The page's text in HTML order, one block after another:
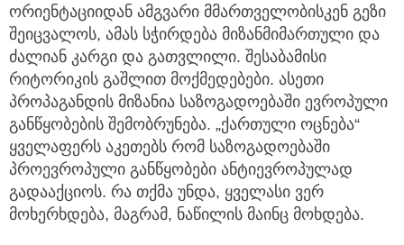
ორიენტაციიდან ამგვარი მმართველობისკენ გეზი
შეიცვალოს, ამას სჭირდება მიზანმიმართული და
ძალიან კარგი და გათვლილი. შესაბამისი
რიტორიკის გაშლით მოქმედებები. ასეთი
პროპაგანდის მიზანია საზოგადოებაში ევროპული
განწყობების შემობრუნება. „ქართული ოცნება“
ყველაფერს აკეთებს რომ საზოგადოებაში
პროევროპული განწყობები ანტიევროპულად
გადააქციოს. რა თქმა უნდა, ყველასი ვერ
მოხერხდება, მაგრამ, ნაწილის მაინც მოხდება.